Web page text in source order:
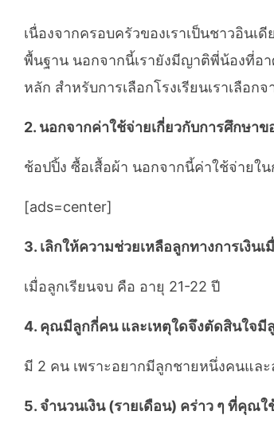
เนื่องจากครอบครัวของเราเป็นชาวอิน
พื้นฐาน นอกจากนี้เรายังมีญาติพี่น้องที่อา
หลัก สำหรับการเลือกโรงเรียนเราเลือ
2. นอกจากค่าใช้จ่ายเกี่ยวกับการศึกษา
ช้อปปิ้ง ซื้อเสื้อผ้า นอกจากนี้ค่าใช้จ่ายใ
[ads=center]
3. เลิกให้ความช่วยเหลือลูกทางการเงินเ
เมื่อลูกเรียนจบ คือ อายุ 21-22 ปี
4. คุณมีลูกกี่คน และเหตุใดจึงตัดสินใจมี
มี 2 คน เพราะอยากมีลูกชายหนึ่งคนแล
5. จำนวนเงิน (รายเดือน) คร่าว ๆ ที่คุณ